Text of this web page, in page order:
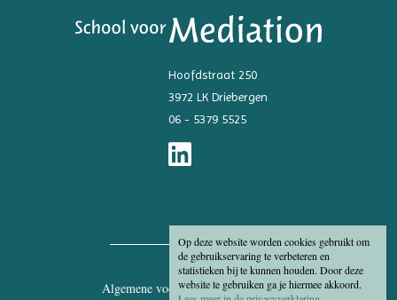
Op deze website worden cookies gebruikt om
de gebruikservaring te verbeteren en
statistieken bij te kunnen houden. Door deze
website te gebruiken ga je hiermee akkoord.
Hoofdstraat 250
3972 LK Driebergen
06 - 5379 5525
Algemene voorwaarden Disclaimer